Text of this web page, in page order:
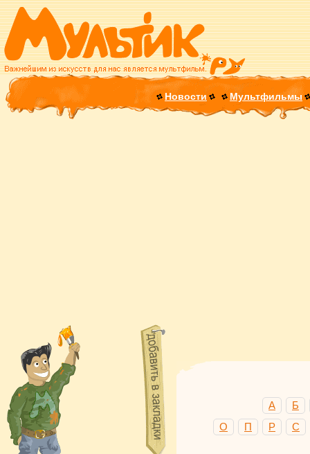
Новости Мультфильмы
А
Б
О
П Р С